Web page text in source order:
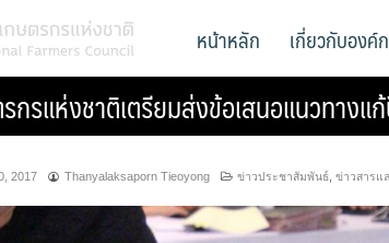
กรแห่งชาติ
Council หน้าหลัก เกี่ยวกับองค์
กรแห่งชาติเตรียมส่งข้อเสนอแนวทาง
2017 Thanyalaksaporn Tieoyong ข่าวประชาสัมพันธ์ ข่าวสารแ